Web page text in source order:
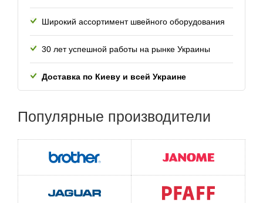
Широкий ассортимент швейного оборудования
30 лет успешной работы на рынке Украины
Доставка по Киеву и всей Украине
Популярные производители